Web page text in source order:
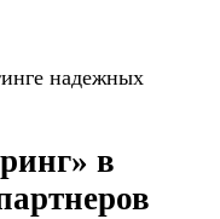
надежных
в